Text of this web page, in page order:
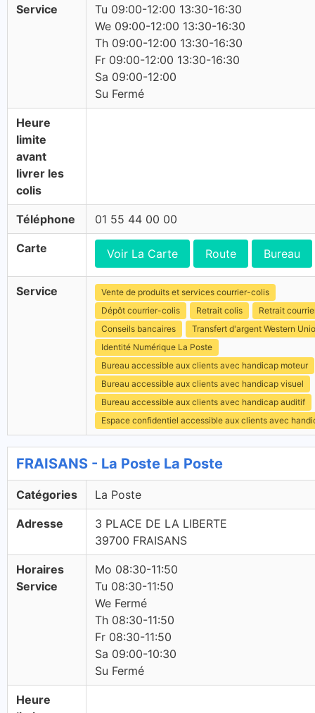
Service
Tu 09:00-12:00 13:30-16:30
We 09:00-12:00 13:30-16:30
Th 09:00-12:00 13:30-16:30
Fr 09:00-12:00 13:30-16:30
Sa 09:00-12:00
Su Fermé
Heure
limite
avant
livrer les
colis
Téléphone 01 55 44 00 00
Carte Voir La Carte Route Bureau
Service
Vente de produits et services courrier-colis
Dépôt courrier-colis
Retrait colis
Retrait
Conseils bancaires
Transfert d'argent Western
Identité Numérique La Poste
Bureau accessible aux clients avec handicap moteur
Bureau accessible aux clients avec handicap visuel
Bureau accessible aux clients avec handicap auditif
Espace confidentiel accessible aux clients avec
FRAISANS - La Poste La Poste
Catégories La Poste
Adresse
3 PLACE DE LA LIBERTE
39700 FRAISANS
Horaires
Service
Mo 08:30-11:50
Tu 08:30-11:50
We Fermé
Th 08:30-11:50
Fr 08:30-11:50
Sa 09:00-10:30
Su Fermé
Heure